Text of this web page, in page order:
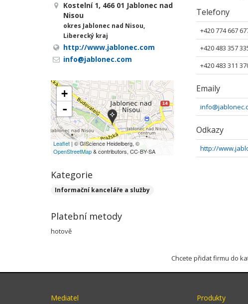
Telefony
+420 774 667
+420 483 357
+420 483 311
Emaily
Odkazy
http://
Kostelní 1, 466 01 Jablonec nad
Nisou
okres Jablonec nad Nisou,
Liberecký kraj
http://www.jablonec.com
info@jablonec.com
+
-
Leaflet | © GIScience Heidelberg, ©
OpenStreetMap& contributors, CC-BY-SA
Kategorie
Informační kanceláře a služby
Platební metody
hotově
Chcete přidat firmu do
Mediatel Produkty